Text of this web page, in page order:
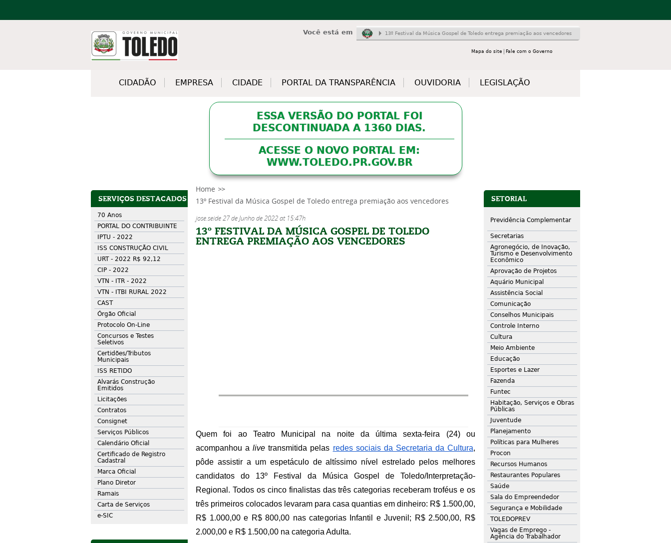
Você está em 13º Festival da Música Gospel de Toledo entrega premiação aos vencedores
Mapa do site Fale com o Governo
CIDADÃO EMPRESA CIDADE PORTAL DA TRANSPARÊNCIA OUVIDORIA LEGISLAÇÃO
ESSA VERSÃO DO PORTAL FOI
DESCONTINUADA A 1360 DIAS.
ACESSE O NOVO PORTAL EM:
WWW.TOLEDO.PR.GOV.BR
Home
13º Festival da Música Gospel de Toledo entrega premiação aos vencedores
jose.seide 27 de Junho de 2022 at 15:47h
13º FESTIVAL DA MÚSICA GOSPEL DE TOLEDO
ENTREGA PREMIAÇÃO AOS VENCEDORES
Quem foi ao Teatro Municipal na noite da última sexta-feira (24) ou
acompanhou a live transmitida pelas redes sociais da Secretaria da Cultura,
pôde assistir a um espetáculo de altíssimo nível estrelado pelos melhores
candidatos do 13º Festival da Música Gospel de Toledo/Interpretação-
Regional. Todos os cinco finalistas das três categorias receberam troféus e os
três primeiros colocados levaram para casa quantias em dinheiro: R$ 1.500,00,
R$ 1.000,00 e R$ 800,00 nas categorias Infantil e Juvenil; R$ 2.500,00, R$
2.000,00 e R$ 1.500,00 na categoria Adulta.
SERVIÇOS DESTACADOS
70 Anos
PORTAL DO CONTRIBUINTE
IPTU - 2022
ISS CONSTRUÇÃO CIVIL
URT - 2022 R$ 92,12
CIP - 2022
VTN - ITR - 2022
VTN - ITBI RURAL 2022
CAST
Órgão Oficial
Protocolo On-Line
Concursos e Testes
Seletivos
Certidões/Tributos
Municipais
ISS RETIDO
Alvarás Construção
Emitidos
Licitações
Contratos
Consignet
Serviços Públicos
Calendário Oficial
Certificado de Registro
Cadastral
Marca Oficial
Plano Diretor
Ramais
Carta de Serviços
e-SIC
SETORIAL
Previdência Complementar
Secretarias
Agronegócio, de Inovação,
Turismo e Desenvolvimento
Econômico
Aprovação de Projetos
Aquário Municipal
Assistência Social
Comunicação
Conselhos Municipais
Controle Interno
Cultura
Meio Ambiente
Educação
Esportes e Lazer
Fazenda
Funtec
Habitação, Serviços e Obras
Públicas
Juventude
Planejamento
Políticas para Mulheres
Procon
Recursos Humanos
Restaurantes Populares
Saúde
Sala do Empreendedor
Segurança e Mobilidade
TOLEDOPREV
Vagas de Emprego -
Agência do Trabalhador